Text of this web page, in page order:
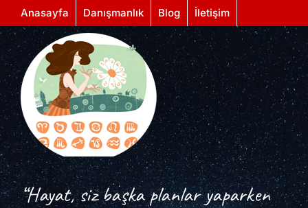
Skip
to
content
Anasayfa Danışmanlık Blog İletişim
“Hayat, siz başka planlar yaparken